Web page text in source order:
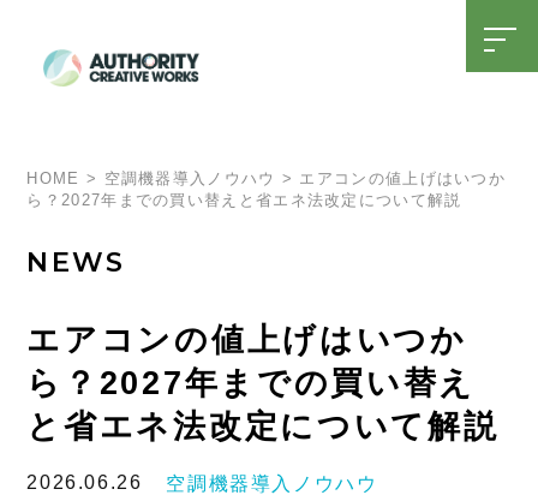
t
g
v
HOME > 空調機器導入ノウハウ > エアコンの値上げはいつか
ら？2027年までの買い替えと省エネ法改定について解説
NEWS
エアコンの値上げはいつか
ら？2027年までの買い替え
と省エネ法改定について解説
2026.06.26 空調機器導入ノウハウ